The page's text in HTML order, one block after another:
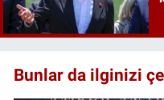
Bunlar da ilginizi